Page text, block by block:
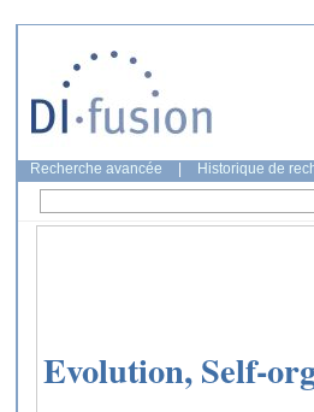
Recherche avancée Historique de
Evolution, Self-